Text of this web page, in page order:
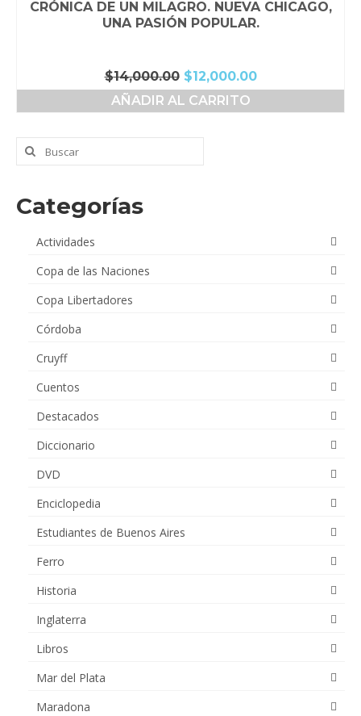
CRÓNICA DE UN MILAGRO. NUEVA CHICAGO,
UNA PASIÓN POPULAR.
$14,000.00 El
precio
original
$14,000.00.
$12,000.00El
precio
AÑADIR AL CARRITO
Buscar
por:
Categorías
Actividades
Copa de las Naciones
Copa Libertadores
Córdoba
Cruyff
Cuentos
Destacados
Diccionario
DVD
Enciclopedia
Estudiantes de Buenos Aires
Ferro
Historia
Inglaterra
Libros
Mar del Plata
Maradona